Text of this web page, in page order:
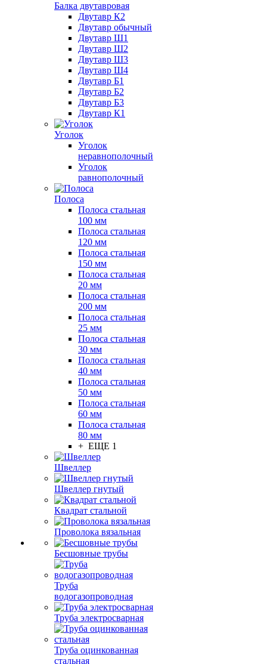
Балка двутавровая
Двутавр К2
Двутавр обычный
Двутавр Ш1
Двутавр Ш2
Двутавр Ш3
Двутавр Ш4
Двутавр Б1
Двутавр Б2
Двутавр Б3
Двутавр К1
Уголок
Уголок
неравнополочный
Уголок
равнополочный
Полоса
Полоса стальная
100 мм
Полоса стальная
120 мм
Полоса стальная
150 мм
Полоса стальная
20 мм
Полоса стальная
200 мм
Полоса стальная
25 мм
Полоса стальная
30 мм
Полоса стальная
40 мм
Полоса стальная
50 мм
Полоса стальная
60 мм
Полоса стальная
80 мм
+ ЕЩЕ 1
Швеллер
Швеллер гнутый
Квадрат стальной
Проволока вязальная
Бесшовные трубы
Труба
водогазопроводная
Труба электросварная
Труба оцинкованная
стальная